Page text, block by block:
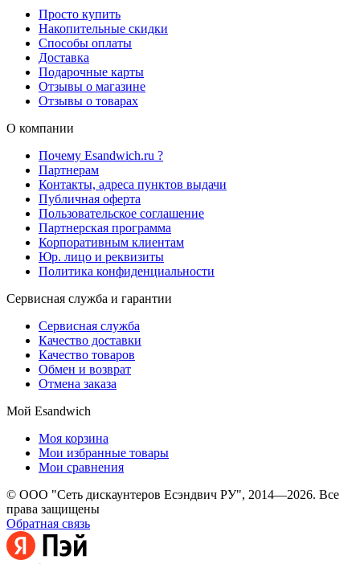
Просто купить
Накопительные скидки
Способы оплаты
Доставка
Подарочные карты
Отзывы о магазине
Отзывы о товарах
О компании
Почему Esandwich.ru ?
Партнерам
Контакты, адреса пунктов выдачи
Публичная оферта
Пользовательское соглашение
Партнерская программа
Корпоративным клиентам
Юр. лицо и реквизиты
Политика конфиденциальности
Сервисная служба и гарантии
Сервисная служба
Качество доставки
Качество товаров
Обмен и возврат
Отмена заказа
Мой Esandwich
Моя корзина
Мои избранные товары
Мои сравнения
© ООО "Сеть дискаунтеров Есэндвич РУ", 2014—2026. Все
права защищены
Обратная связь